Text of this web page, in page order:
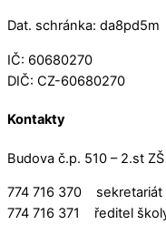
Dat. schránka: da8pd5m
IČ: 60680270
DIČ: CZ-60680270
Kontakty
Budova č.p. 510 – 2.st
774 716 370 sekretariát
774 716 371 ředitel